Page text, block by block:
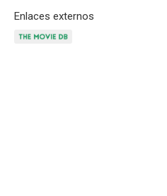
Enlaces externos